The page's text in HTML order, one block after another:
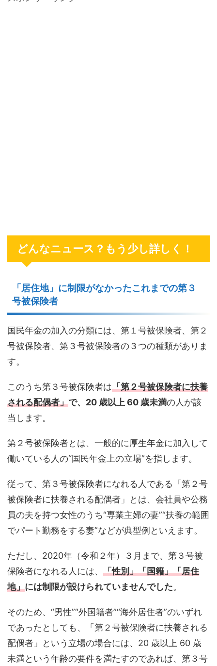
どんなニュース？もう少し詳しく！
「居住地」に制限がなかったこれまでの第３
号被保険者
国民年金の加入の分類には、第１号被保険者、第２
号被保険者、第３号被保険者の３つの種類がありま
す。
このうち第３号被保険者は「第２号被保険者に扶養
される配偶者」で、20 歳以上 60 歳未満の人が該
当します。
第２号被保険者とは、一般的に厚生年金に加入して
働いている人の“国民年金上の立場”を指します。
従って、第３号被保険者になれる人である「第２号
被保険者に扶養される配偶者」とは、会社員や公務
員の夫を持つ女性のうち“専業主婦の妻”“扶養の範囲
でパート勤務をする妻”などが典型例といえます。
ただし、2020年（令和２年）３月まで、第３号被
保険者になれる人には、 「性別」「国籍」「居住
地」には制限が設けられていませんでした。
そのため、“男性”“外国籍者”“海外居住者”のいずれ
であったとしても、「第２号被保険者に扶養される
配偶者」という立場の場合には、20 歳以上 60 歳
未満という年齢の要件を満たすのであれば、第３号